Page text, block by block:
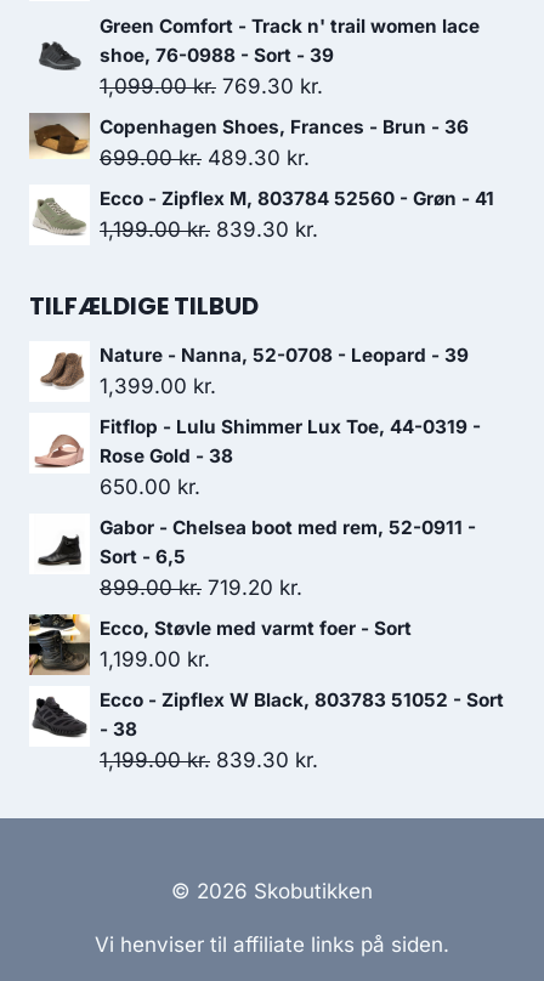
600.00 kr..420.00 kr..
oprindelige
pris
var:
699.00 kr..
aktuelle
pris
er:
489.30 kr..
Green Comfort - Track n' trail women lace
shoe, 76-0988 - Sort - 39
1,099.00kr. Den
oprindelige
pris
1,099.00 kr..
769.30 kr.
aktuelle
Copenhagen Shoes, Frances - Brun - 36
699.00kr. Den
oprindelige
pris
489.30 kr.
aktuelle
pris
Ecco - Zipflex M, 803784 52560 - Grøn - 41
1,199.00kr. Den
pris
1,199.00 kr..
839.30 kr.
839.30 kr..
TILFÆLDIGE TILBUD
Nature - Nanna, 52-0708 - Leopard - 39
1,399.00 kr.
Fitflop - Lulu Shimmer Lux Toe, 44-0319 -
Rose Gold - 38
650.00 kr.
Gabor - Chelsea boot med rem, 52-0911 -
Sort - 6,5
899.00kr. Den
oprindelige
899.00 kr..
719.20 kr.
aktuelle
719.20 kr..
Ecco, Støvle med varmt foer - Sort
1,199.00 kr.
Ecco - Zipflex W Black, 803783 51052 - Sort
- 38
1,199.00kr. Den
pris
1,199.00 kr..
839.30 kr.
pris
839.30 kr..
© 2026 Skobutikken
Vi henviser til affiliate links på siden.